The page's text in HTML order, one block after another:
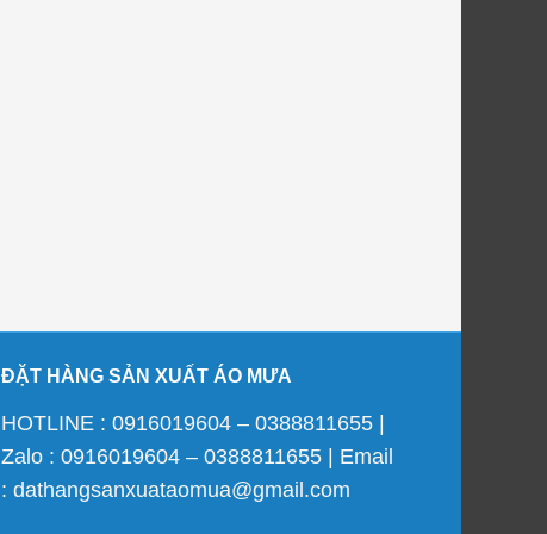
ĐẶT HÀNG SẢN XUẤT ÁO MƯA
HOTLINE : 0916019604 – 0388811655 |
Zalo : 0916019604 – 0388811655 | Email
: dathangsanxuataomua@gmail.com